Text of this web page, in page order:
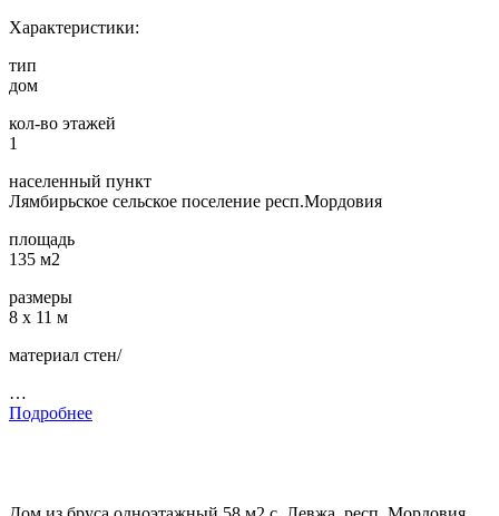
Характеристики:
тип
дом
кол-во этажей
1
населенный пункт
Лямбирьское сельское поселение респ.Мордовия
площадь
135 м2
размеры
8 х 11 м
материал стен/
…
Подробнее